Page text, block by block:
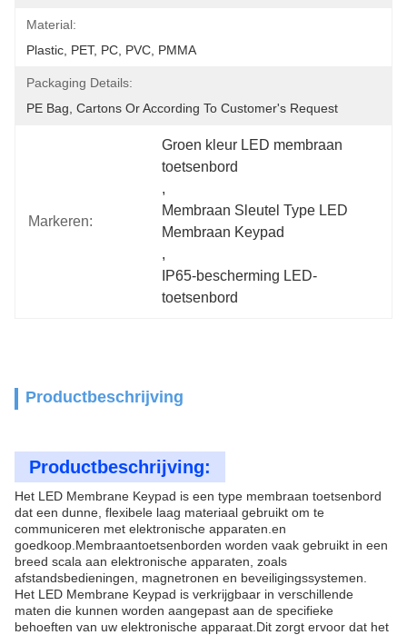
Material:
Plastic, PET, PC, PVC, PMMA
Packaging Details:
PE Bag, Cartons Or According To Customer's Request
Markeren:
Groen kleur LED membraan
toetsenbord
,
Membraan Sleutel Type LED
Membraan Keypad
,
IP65-bescherming LED-
toetsenbord
Productbeschrijving
Productbeschrijving:
Het LED Membrane Keypad is een type membraan toetsenbord
dat een dunne, flexibele laag materiaal gebruikt om te
communiceren met elektronische apparaten.en
goedkoop.Membraantoetsenborden worden vaak gebruikt in een
breed scala aan elektronische apparaten, zoals
afstandsbedieningen, magnetronen en beveiligingssystemen.
Het LED Membrane Keypad is verkrijgbaar in verschillende
maten die kunnen worden aangepast aan de specifieke
behoeften van uw elektronische apparaat.Dit zorgt ervoor dat het